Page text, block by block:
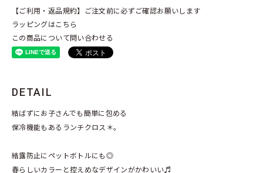
【ご利用・返品規約】ご注文前に必ずご確認お願いします
ラッピングはこちら
この商品について問い合わせる
DETAIL
結ばずにお子さんでも簡単に包める
保冷機能もあるランチクロス＊。
結露防止にペットボトルにも◎
春らしいカラーと控えめなデザインがかわいい♬